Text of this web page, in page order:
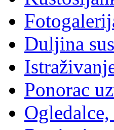
Duljina
Ponorac